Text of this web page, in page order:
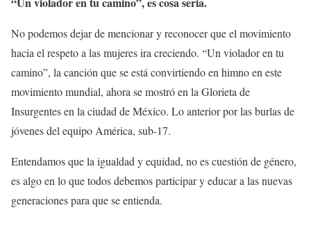
No podemos dejar de mencionar y reconocer que el movimiento
hacia el respeto a las mujeres ira creciendo. “Un violador en tu
camino”, la canción que se está convirtiendo en himno en este
movimiento mundial, ahora se mostró en la Glorieta de
Insurgentes en la ciudad de México. Lo anterior por las burlas de
jóvenes del equipo América, sub-17.
Entendamos que la igualdad y equidad, no es cuestión de género,
es algo en lo que todos debemos participar y educar a las nuevas
generaciones para que se entienda.